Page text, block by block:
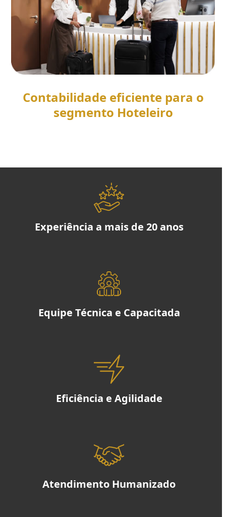
Contabilidade eficiente para o
segmento Hoteleiro
Experiência a mais de 20 anos
Equipe Técnica e Capacitada
Eficiência e Agilidade
Atendimento Humanizado